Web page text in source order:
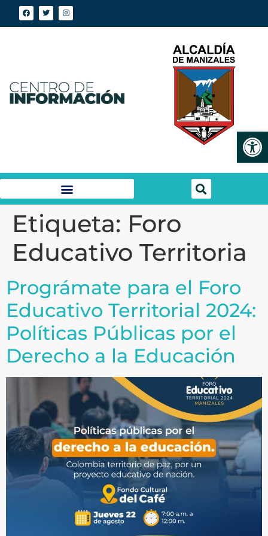
Etiqueta: Foro
Educativo Territoria
Prográmate para el Foro
Educativo Territorial 2024:
Políticas Públicas por el
Derecho a la Educación